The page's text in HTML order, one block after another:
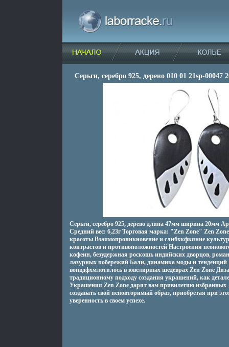
Серьги, серебро 925, дерево 010 01 21sp-00047
Серьги, серебро 925, дерево длина 47мм ширина 20мм
Средний вес: 6,23г Торговая марка: "Zen Zone" Zen
красоты Взаимопроникновение и слибхкфкяние
контрастов и противоположностей Настроения
кофеин, безудержная роскошь индийских дворцов,
лазурных побережий Бали, динамика моды и тенденций
вопвдфхмлотилось в ювелирных шедеврах Zen Zone
традиционному подходу создания украшений, как
Украшения Zen Zone дарят вам привилегию избранных
создавать свой неповторимый образ, приобретая при
уверенность в своем успехе.